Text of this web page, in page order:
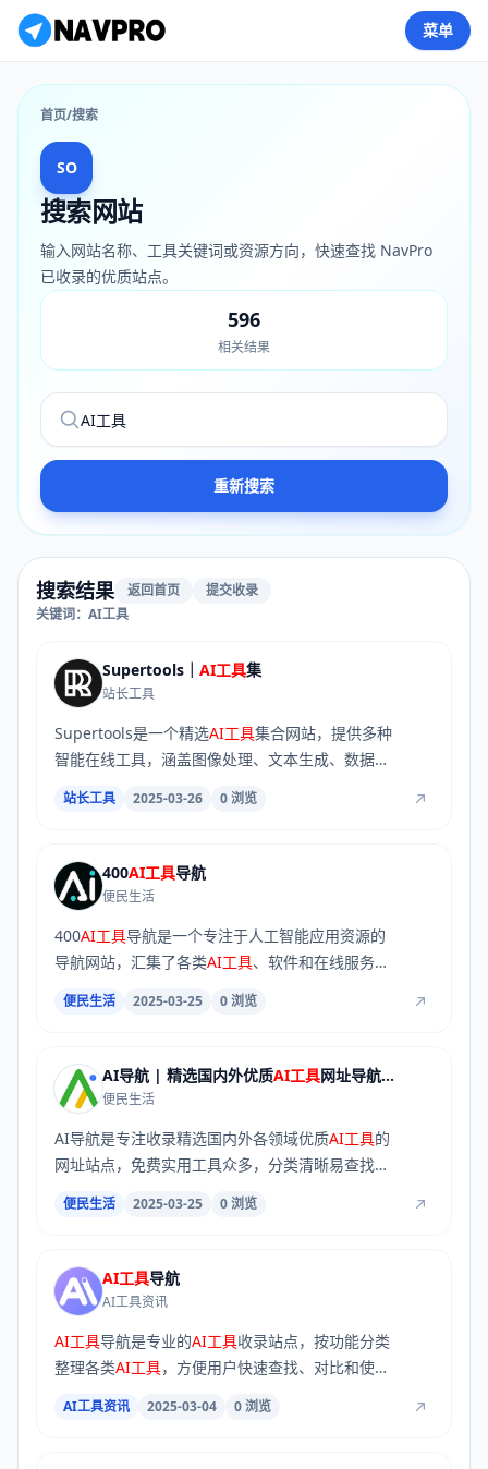
菜单
首页/搜索
SO
搜索网站
输入网站名称、工具关键词或资源方向，快速查找 NavPro
已收录的优质站点。
596
相关结果
搜索关键词
重新搜索
搜索结果 返回首页
提交收录
关键词：AI工具
Supertools｜ AI工具集
站长工具
Supertools是一个精选AI工具集合网站，提供多种
智能在线工具，涵盖图像处理、文本生成、数据分
析...
站长工具 2025-03-26 0 浏览
400AI工具导航
便民生活
400AI工具导航是一个专注于人工智能应用资源的
导航网站，汇集了各类AI工具、软件和在线服务，
帮助...
便民生活 2025-03-25 0 浏览
AI导航 | 精选国内外优质AI工具网址导航大全
便民生活
AI导航是专注收录精选国内外各领域优质AI工具的
网址站点，免费实用工具众多，分类清晰易查找，
还...
便民生活 2025-03-25 0 浏览
AI工具导航
AI工具资讯
AI工具导航是专业的AI工具收录站点，按功能分类
整理各类AI工具，方便用户快速查找、对比和使用
AI工具资讯 2025-03-04 0 浏览